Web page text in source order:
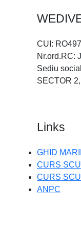
CUI:
Nr.ord.RC:
Sediu
SECTOR
Links
GHID
CURS
CURS
ANPC